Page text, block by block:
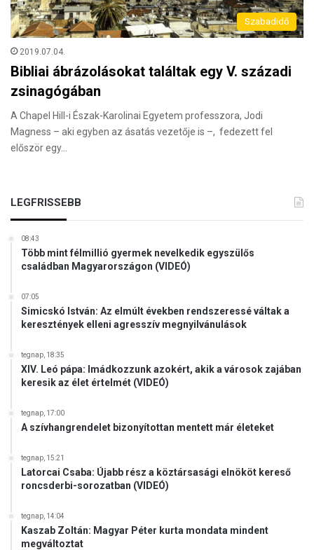
Szabadidő
2019.07.04.
Bibliai ábrázolásokat találtak egy V. századi
zsinagógában
A Chapel Hill-i Észak-Karolinai Egyetem professzora, Jodi
Magness – aki egyben az ásatás vezetője is –, fedezett fel
először egy…
LEGFRISSEBB
08:43
Több mint félmillió gyermek nevelkedik egyszülős
családban Magyarországon (VIDEÓ)
07:05
Simicskó István: Az elmúlt években rendszeressé váltak a
keresztények elleni agresszív megnyilvánulások
tegnap, 18:35
XIV. Leó pápa: Imádkozzunk azokért, akik a városok zajában
keresik az élet értelmét (VIDEÓ)
tegnap, 17:00
A szívhangrendelet bizonyítottan mentett már életeket
tegnap, 15:21
Latorcai Csaba: Újabb rész a köztársasági elnököt kereső
roncsderbi-sorozatban (VIDEÓ)
tegnap, 14:04
Kaszab Zoltán: Magyar Péter kurta mondata mindent
megváltoztat